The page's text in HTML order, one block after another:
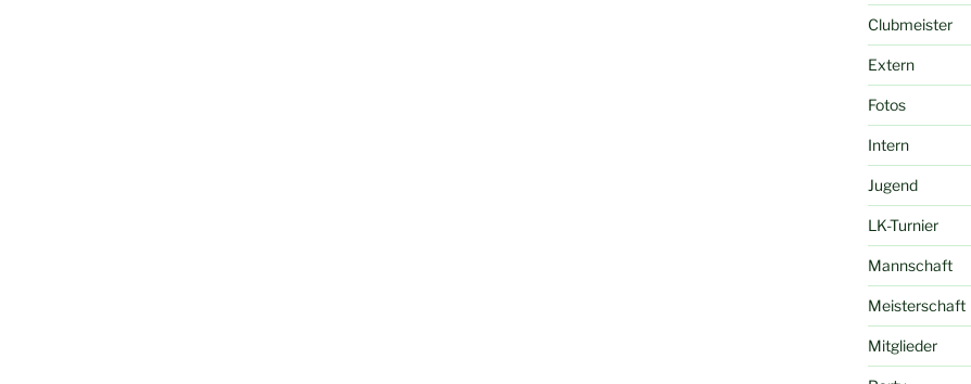
Clubmeister
Extern
Fotos
Intern
Jugend
LK-Turnier
Mannschaft
Meisterschaft
Mitglieder